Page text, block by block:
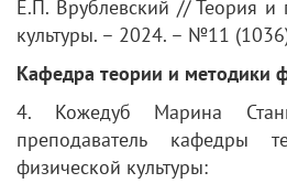
Е.П. Врублевский // Теория и
культуры. – 2024. – №11
Кафедра теории и методики
4. Кожедуб Марина
преподаватель кафедры
физической культуры: